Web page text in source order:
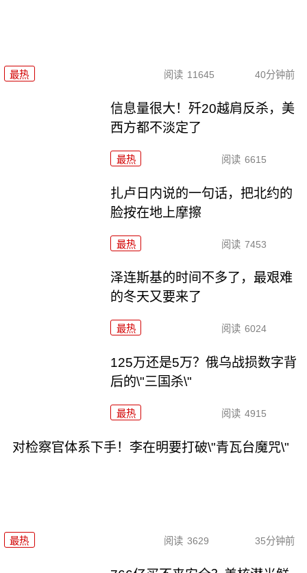
最热 阅读 11645 40分钟前
信息量很大！歼20越肩反杀，美
西方都不淡定了
最热 阅读 6615
扎卢日内说的一句话，把北约的
脸按在地上摩擦
最热 阅读 7453
泽连斯基的时间不多了，最艰难
的冬天又要来了
最热 阅读 6024
125万还是5万？俄乌战损数字背
后的\"三国杀\"
最热 阅读 4915
对检察官体系下手！李在明要打破\"青瓦台魔咒\"
最热 阅读 3629 35分钟前